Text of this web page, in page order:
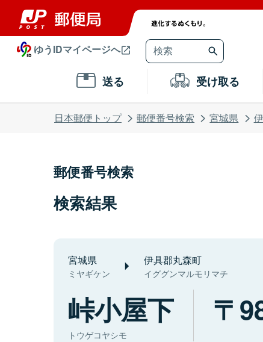
ゆうIDマイページへ
送る 受け取る
日本郵便トップ 郵便番号検索 宮城県
郵便番号検索
検索結果
宮城県
ミヤギケン
伊具郡丸森町
イググンマルモリマチ
峠小屋下
トウゲコヤシモ